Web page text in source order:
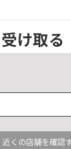
け取る
近くの店舗を確認